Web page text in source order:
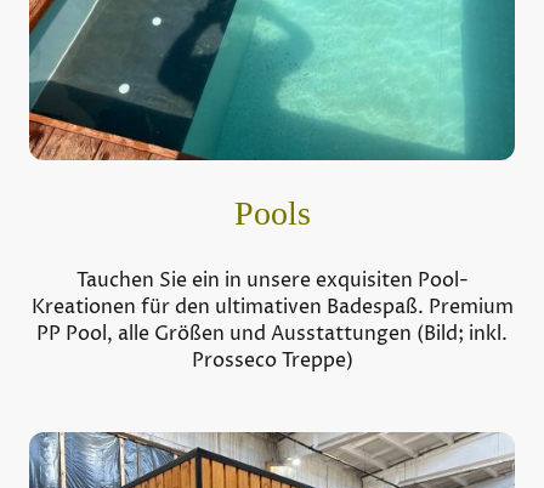
Pools
Tauchen Sie ein in unsere exquisiten Pool-
Kreationen für den ultimativen Badespaß. Premium
PP Pool, alle Größen und Ausstattungen (Bild; inkl.
Prosseco Treppe)